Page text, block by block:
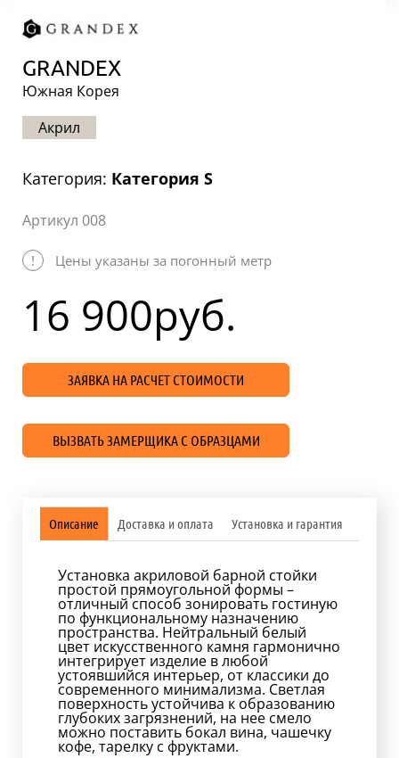
сайта
GRANDEX
Южная Корея
Акрил
Категория: Категория S
Артикул 008
! Цены указаны за погонный метр
16 900руб.
ЗАЯВКА НА РАСЧЕТ СТОИМОСТИ
ВЫЗВАТЬ ЗАМЕРЩИКА С ОБРАЗЦАМИ
Описание Доставка и оплата Установка и гарантия
Установка акриловой барной стойки
простой прямоугольной формы –
отличный способ зонировать гостиную
по функциональному назначению
пространства. Нейтральный белый
цвет искусственного камня гармонично
интегрирует изделие в любой
устоявшийся интерьер, от классики до
современного минимализма. Светлая
поверхность устойчива к образованию
глубоких загрязнений, на нее смело
можно поставить бокал вина, чашечку
кофе, тарелку с фруктами.